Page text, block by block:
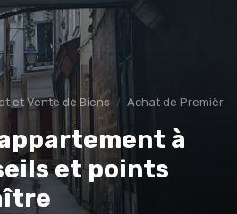
et Vente de Biens Achat de Première
à
et points